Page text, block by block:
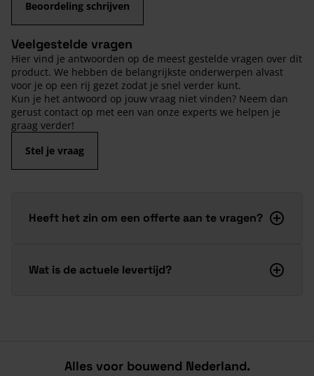
Beoordeling schrijven
Veelgestelde vragen
Hier vind je antwoorden op de meest gestelde vragen over dit
product. We hebben de belangrijkste onderwerpen alvast
voor je op een rij gezet zodat je snel verder kunt.
Kun je het antwoord op jouw vraag niet vinden? Neem dan
gerust contact op met een van onze experts we helpen je
graag verder!
Stel je vraag
Heeft het zin om een offerte aan te vragen?
Wat is de actuele levertijd?
Alles voor bouwend Nederland.